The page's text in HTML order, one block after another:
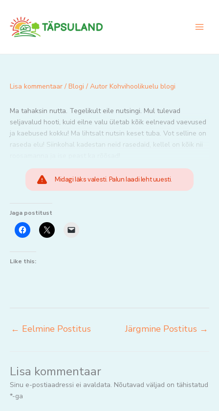
content
Lisa kommentaar / Blogi / Autor Kohvihoolikuelu blogi
Ma tahaksin nutta. Tegelikult eile nutsingi. Mul tulevad
seljavalud hooti, kuid eilne valu ületab kõik eelnevad vaevused
ja kaebused kokku! Ma lihtsalt nutsin keset tuba. Vot selline on
raseda elu! Siinkohal kadestan neid rasedaid, kellel on kõik nii
Midagi läks valesti. Palun laadi leht uuesti.
Jaga postitust
Like this:
← Eelmine Postitus Järgmine Postitus →
Lisa kommentaar
Sinu e-postiaadressi ei avaldata. Nõutavad väljad on tähistatud
*-ga